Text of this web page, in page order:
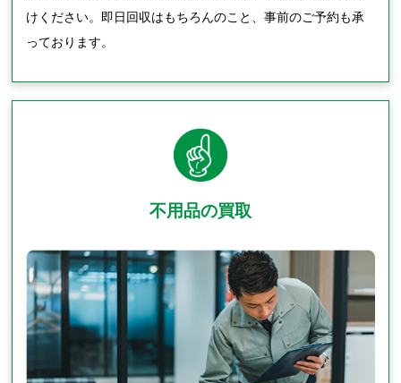
けください。即日回収はもちろんのこと、事前のご予約も承
っております。
不用品の買取